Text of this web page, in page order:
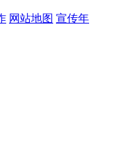
网站地图 宣传年